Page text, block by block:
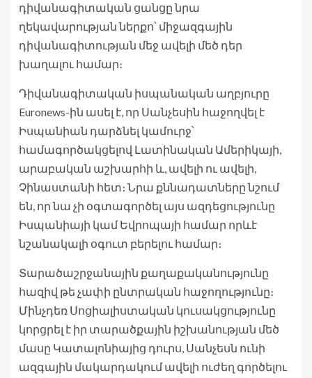
դիվանագիտական ​​​​ցանցը նրա
ղեկավարության ներքո՝ միջազգային
դիվանագիտության մեջ ավելի մեծ դեր
խաղալու համար։
Դիվանագիտական ​​​​իսպանական աղբյուրը
Euronews-ին ասել է, որ Սանչեսին հաջողվել է
Իսպանիան դարձնել կամուրջ՝
համագործակցելով Լատինական Ամերիկայի,
արաբական աշխարհի և, ավելի ու ավելի,
Չինաստանի հետ։ Նրա քննադատները նշում
են, որ նա չի օգտագործել այս ազդեցությունը
Իսպանիայի կամ Եվրոպայի համար որևէ
նշանակալի օգուտ բերելու համար։
Տարածաշրջանային քաղաքականությունը
հազիվ թե չափի ընտրական հաջողությունը։
Մինչդեռ Սոցիալիստական ​​​​կուսակցությունը
կորցրել է իր տարածքային իշխանության մեծ
մասը Կատալոնիայից դուրս, Սանչեսն ունի
ազգային մակարդակում ավելի ուժեղ գործելու